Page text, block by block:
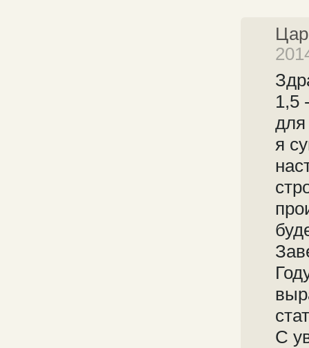
1,5
для
я
С